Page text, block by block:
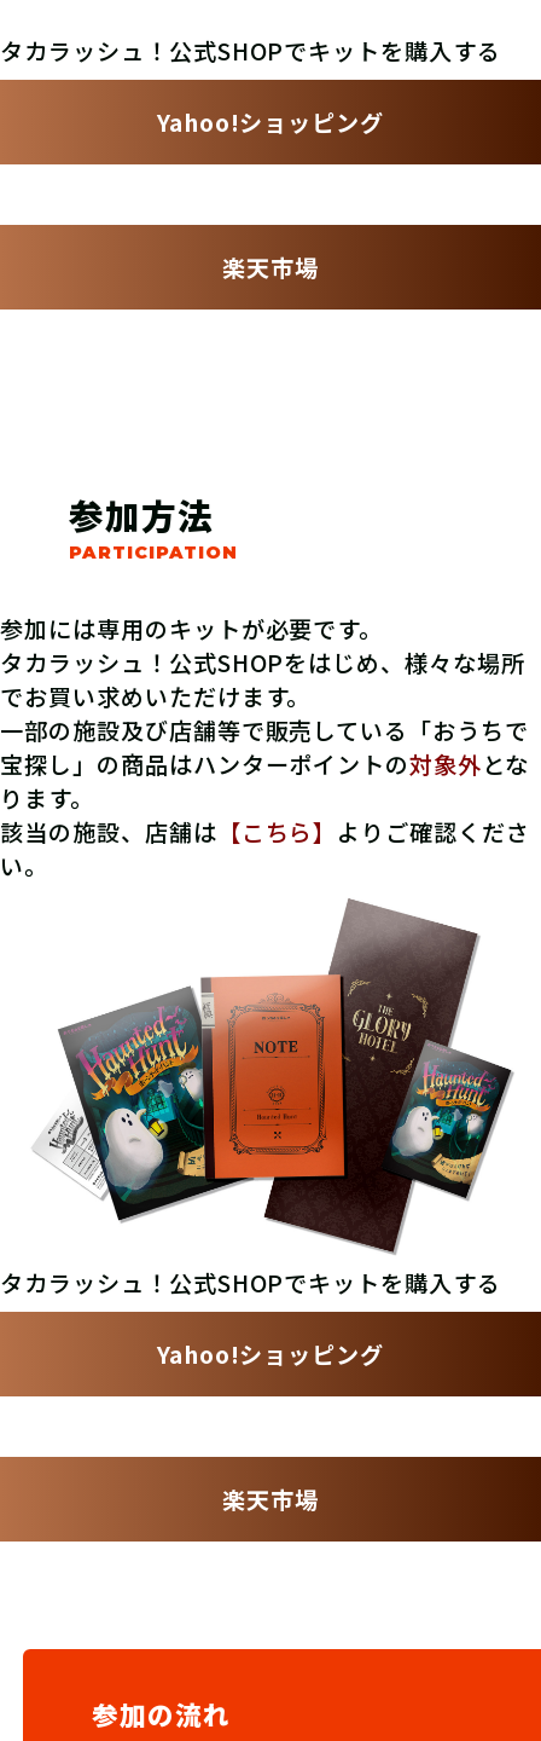
タカラッシュ！公式SHOPでキットを購入する
Yahoo!ショッピング
楽天市場
参加方法
参加には専用のキットが必要です。
タカラッシュ！公式SHOPをはじめ、様々な場所
でお買い求めいただけます。
一部の施設及び店舗等で販売している「おうちで
宝探し」の商品はハンターポイントの対象外とな
ります。
該当の施設、店舗は 【こちら】 よりご確認くださ
い。
タカラッシュ！公式SHOPでキットを購入する
Yahoo!ショッピング
楽天市場
参加の流れ